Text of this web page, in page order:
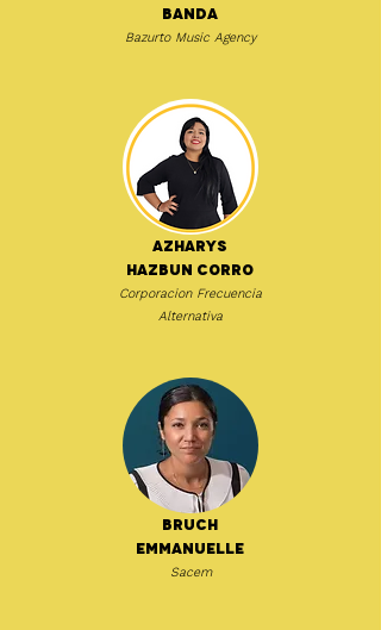
Banda
Bazurto Music Agency
Azharys
Hazbun Corro
Corporacion Frecuencia
Alternativa
Bruch
Emmanuelle
Sacem